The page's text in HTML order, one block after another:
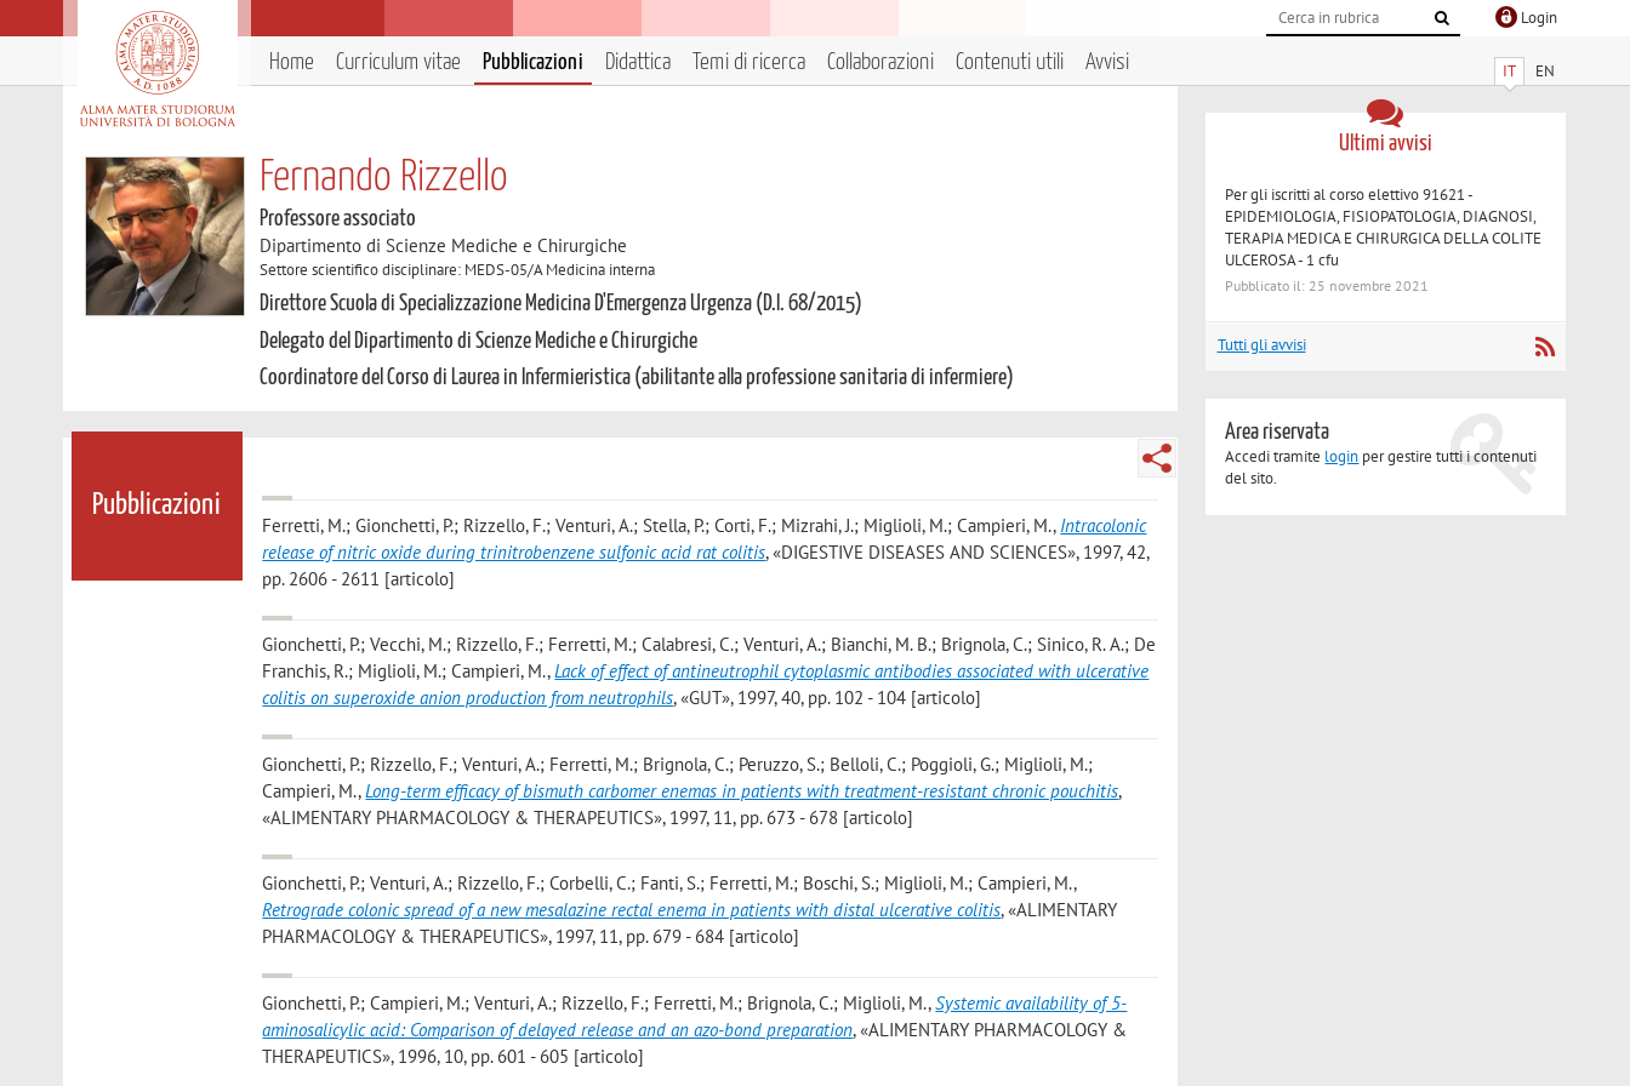
Login
IT EN
Home Curriculum vitae Pubblicazioni Didattica Temi di ricerca Collaborazioni Contenuti utili Avvisi
Fernando Rizzello
Professore associato
Dipartimento di Scienze Mediche e Chirurgiche
Settore scientifico disciplinare: MEDS-05/A Medicina interna
Direttore Scuola di Specializzazione Medicina D'Emergenza Urgenza (D.I. 68/2015)
Delegato del Dipartimento di Scienze Mediche e Chirurgiche
Coordinatore del Corso di Laurea in Infermieristica (abilitante alla professione sanitaria di infermiere)
Pubblicazioni
Ferretti, M.; Gionchetti, P.; Rizzello, F.; Venturi, A.; Stella, P.; Corti, F.; Mizrahi, J.; Miglioli, M.; Campieri, M., Intracolonic
release of nitric oxide during trinitrobenzene sulfonic acid rat colitis, «DIGESTIVE DISEASES AND SCIENCES», 1997, 42,
pp. 2606 - 2611 [articolo]
Gionchetti, P.; Vecchi, M.; Rizzello, F.; Ferretti, M.; Calabresi, C.; Venturi, A.; Bianchi, M. B.; Brignola, C.; Sinico, R. A.; De
Franchis, R.; Miglioli, M.; Campieri, M.,Lack of effect of antineutrophil cytoplasmic antibodies associated with ulcerative
colitis on superoxide anion production from neutrophils, «GUT», 1997, 40, pp. 102 - 104 [articolo]
Gionchetti, P.; Rizzello, F.; Venturi, A.; Ferretti, M.; Brignola, C.; Peruzzo, S.; Belloli, C.; Poggioli, G.; Miglioli, M.;
Campieri, M.,Long-term efficacy of bismuth carbomer enemas in patients with treatment-resistant chronic pouchitis,
«ALIMENTARY PHARMACOLOGY & THERAPEUTICS», 1997, 11, pp. 673 - 678 [articolo]
Gionchetti, P.; Venturi, A.; Rizzello, F.; Corbelli, C.; Fanti, S.; Ferretti, M.; Boschi, S.; Miglioli, M.; Campieri, M.,
Retrograde colonic spread of a new mesalazine rectal enema in patients with distal ulcerative colitis, «ALIMENTARY
PHARMACOLOGY & THERAPEUTICS», 1997, 11, pp. 679 - 684 [articolo]
Gionchetti, P.; Campieri, M.; Venturi, A.; Rizzello, F.; Ferretti, M.; Brignola, C.; Miglioli, M.,Systemic availability of 5-
aminosalicylic acid: Comparison of delayed release and an azo-bond preparation, «ALIMENTARY PHARMACOLOGY &
THERAPEUTICS», 1996, 10, pp. 601 - 605 [articolo]
Ultimi avvisi
Per gli iscritti al corso elettivo 91621 -
EPIDEMIOLOGIA, FISIOPATOLOGIA, DIAGNOSI,
TERAPIA MEDICA E CHIRURGICA DELLA COLITE
ULCEROSA - 1 cfu
Pubblicato il: 25 novembre 2021
Tutti gli avvisi
Area riservata
Accedi tramite login per gestire tutti i contenuti
del sito.